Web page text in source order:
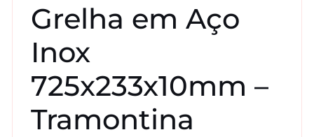
Grelha em Aço
Inox
725x233x10mm –
Tramontina